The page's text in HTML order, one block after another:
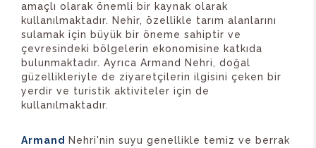
amaçlı olarak önemli bir kaynak olarak
kullanılmaktadır. Nehir, özellikle tarım alanlarını
sulamak için büyük bir öneme sahiptir ve
çevresindeki bölgelerin ekonomisine katkıda
bulunmaktadır. Ayrıca Armand Nehri, doğal
güzellikleriyle de ziyaretçilerin ilgisini çeken bir
yerdir ve turistik aktiviteler için de
kullanılmaktadır.
Armand
Nehri'nin suyu genellikle temiz ve berrak